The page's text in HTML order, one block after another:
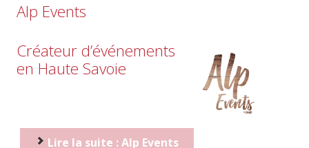
Alp Events
Créateur d’événements
en Haute Savoie
Lire la suite : Alp Events